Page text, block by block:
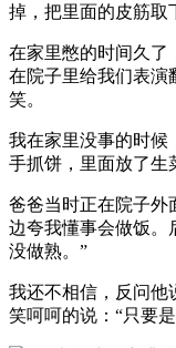
掉，把里面的皮筋取
在家里憋的时间久了
在院子里给我们表演
笑。
我在家里没事的时候
手抓饼，里面放了生
爸爸当时正在院子外
边夸我懂事会做饭。
没做熟。”
我还不相信，反问他
笑呵呵的说：“只要